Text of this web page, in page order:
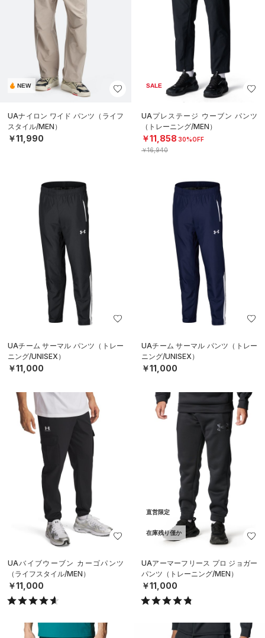
NEW
UAナイロン ワイド パンツ（ライフ
スタイル/MEN）
￥11,990
SALE
UAプレステージ ウーブン パンツ
（トレーニング/MEN）
￥11,858 30%OFF
￥16,940
UAチーム サーマル パンツ（トレー
ニング/UNISEX）
￥11,000
UAチーム サーマル パンツ（トレー
ニング/UNISEX）
￥11,000
UAバイブウーブン カーゴパンツ
（ライフスタイル/MEN）
￥11,000
直営限定
在庫残り僅か
UAアーマーフリース プロ ジョガー
パンツ（トレーニング/MEN）
￥11,000